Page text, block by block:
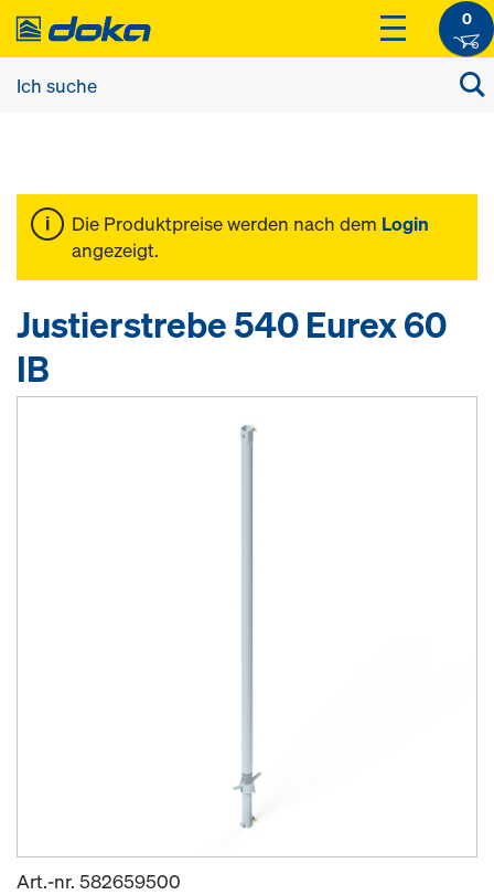
0
Die Produktpreise werden nach dem Login
angezeigt.
Justierstrebe 540 Eurex 60
IB
Art.-nr. 582659500